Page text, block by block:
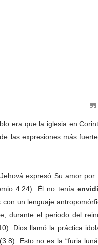
era que la iglesia en
las expresiones más
expresó Su amor
4:24). Él no tenía
un lenguaje
durante el periodo del
Dios llamó la práctica
Esto no es la “furia